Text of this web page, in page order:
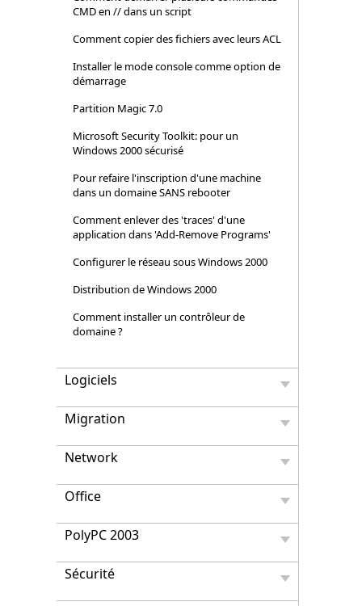
CMD en // dans un script
Comment copier des fichiers avec leurs ACL
Installer le mode console comme option de
démarrage
Partition Magic 7.0
Microsoft Security Toolkit: pour un
Windows 2000 sécurisé
Pour refaire l'inscription d'une machine
dans un domaine SANS rebooter
Comment enlever des 'traces' d'une
application dans 'Add-Remove Programs'
Configurer le réseau sous Windows 2000
Distribution de Windows 2000
Comment installer un contrôleur de
domaine ?
Logiciels
Migration
Network
Office
PolyPC 2003
Sécurité